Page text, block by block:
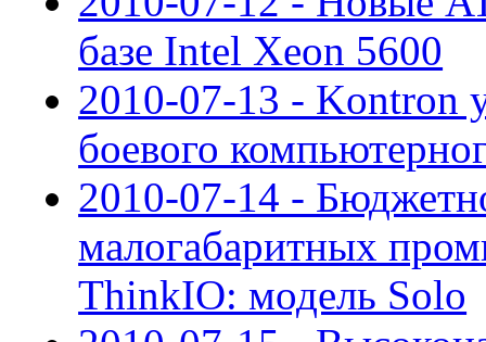
базе Intel Xeon 5600
2010-07-13 - Kontron
боевого
2010-07-14 -
малогабаритных
ThinkIO: модель Solo